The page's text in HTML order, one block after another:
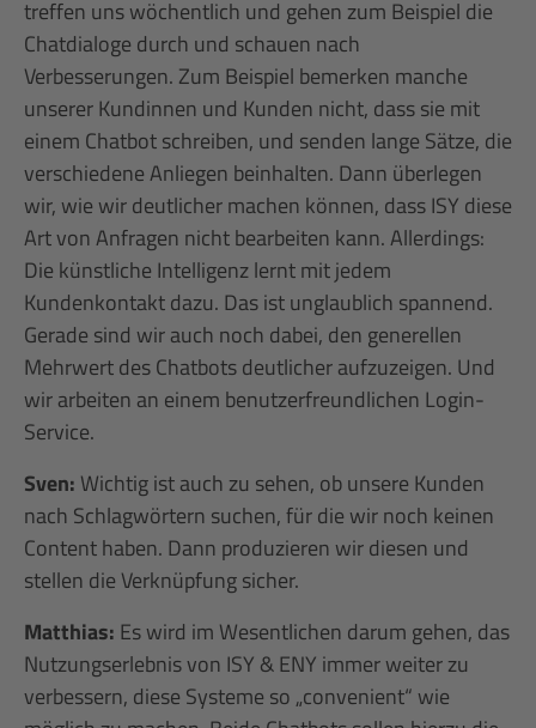
treffen uns wöchentlich und gehen zum Beispiel die
Chatdialoge durch und schauen nach
Verbesserungen. Zum Beispiel bemerken manche
unserer Kundinnen und Kunden nicht, dass sie mit
einem Chatbot schreiben, und senden lange Sätze, die
verschiedene Anliegen beinhalten. Dann überlegen
wir, wie wir deutlicher machen können, dass ISY diese
Art von Anfragen nicht bearbeiten kann. Allerdings:
Die künstliche Intelligenz lernt mit jedem
Kundenkontakt dazu. Das ist unglaublich spannend.
Gerade sind wir auch noch dabei, den generellen
Mehrwert des Chatbots deutlicher aufzuzeigen. Und
wir arbeiten an einem benutzerfreundlichen Login-
Service.
Sven: Wichtig ist auch zu sehen, ob unsere Kunden
nach Schlagwörtern suchen, für die wir noch keinen
Content haben. Dann produzieren wir diesen und
stellen die Verknüpfung sicher.
Matthias: Es wird im Wesentlichen darum gehen, das
Nutzungserlebnis von ISY & ENY immer weiter zu
verbessern, diese Systeme so „convenient“ wie